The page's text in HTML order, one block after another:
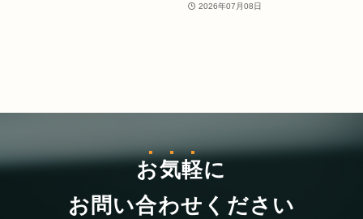
2026年07月08日
お気軽に
お問い合わせください